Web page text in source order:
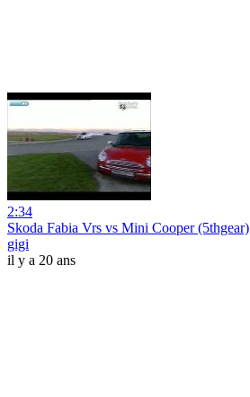
2:34
Skoda Fabia Vrs vs Mini Cooper (5thgear)
gigi
il y a 20 ans